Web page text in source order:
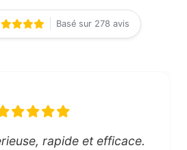
Basé sur 278 avis
rapide et efficace.